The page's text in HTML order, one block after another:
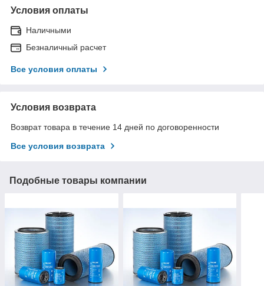
Условия оплаты
Наличными
Безналичный расчет
Все условия оплаты
Условия возврата
Возврат товара в течение 14 дней по договоренности
Все условия возврата
Подобные товары компании